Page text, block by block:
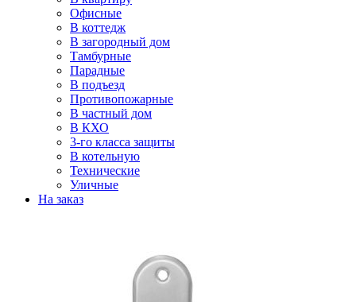
Офисные
В коттедж
В загородный дом
Тамбурные
Парадные
В подъезд
Противопожарные
В частный дом
В КХО
3-го класса защиты
В котельную
Технические
Уличные
На заказ